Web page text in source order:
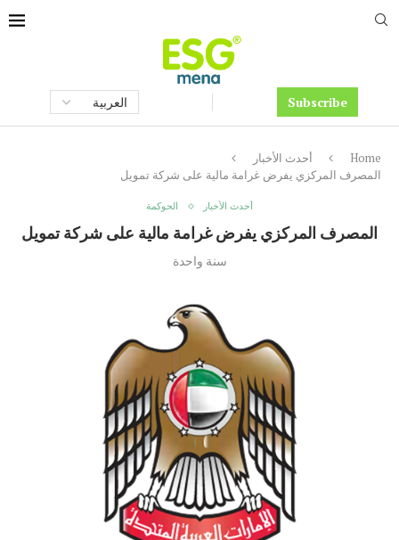
Subscribe
Home
أحدث الأخبار
المصرف المركزي يفرض غرامة مالية على شركة تمويل
أحدث الأخبار الحوكمة
المصرف المركزي يفرض غرامة مالية على شركة تمويل
سنة واحدة